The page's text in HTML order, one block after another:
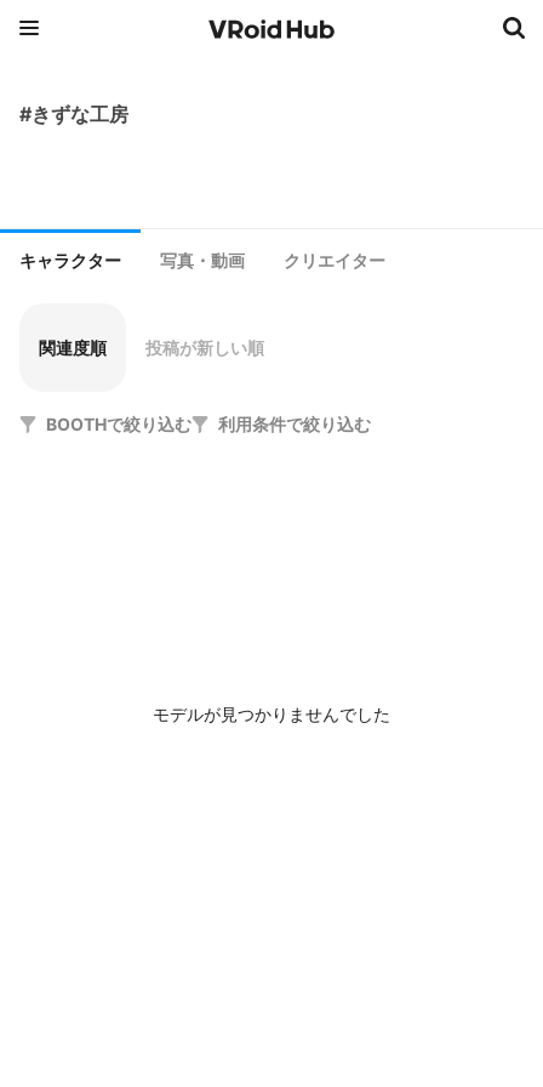
#きずな工房
キャラクター 写真・動画 クリエイター
関連度順 投稿が新しい順
BOOTHで絞り込む 利用条件で絞り込む
モデルが見つかりませんでした